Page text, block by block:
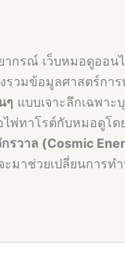
ากรณ์ เว็บหมอดูออน
รวมข้อมูลศาสตร์ก
ๆ แบบเจาะลึกเฉพา
พ่ทาโรต์กับหมอดูโด
รวาล (Cosmic
ะมาช่วยเปลี่ยนการท